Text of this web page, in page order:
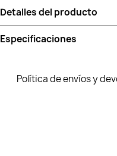
Detalles del producto
Especificaciones
Política de envíos y